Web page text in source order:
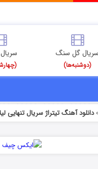
سریال گل سنگ
(دوشنبه‌ها)
دانلود آهنگ تیتراژ سریال تنهایی